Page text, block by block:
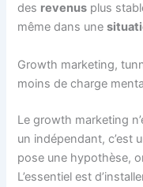
des revenus plus
même dans une
Growth marketing,
moins de charge
Le growth marketing
un indépendant, c’est
pose une hypothèse,
L’essentiel est